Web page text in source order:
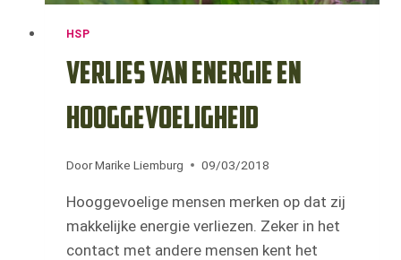
HSP
Verlies van energie en
hooggevoeligheid
Door Marike Liemburg 09/03/2018
Hooggevoelige mensen merken op dat zij
makkelijke energie verliezen. Zeker in het
contact met andere mensen kent het